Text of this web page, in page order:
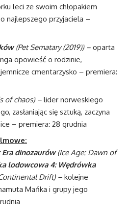
leci ze swoim chłopakiem
najlepszego przyjaciela –
(Pet Sematary (2019)) – oparta
opowieść o rodzinie,
cmentarzysko – premiera:
of chaos) – lider norweskiego
zasłaniając się sztuką, zaczyna
– premiera: 28 grudnia
dinozaurów(Ice Age: Dawn of
lodowcowa 4: Wędrówka
Drift) – kolejne
Mańka i grupy jego